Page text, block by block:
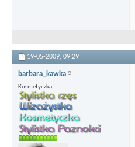
19-05-2009, 09:29
barbara_kawka
Kosmetyczka